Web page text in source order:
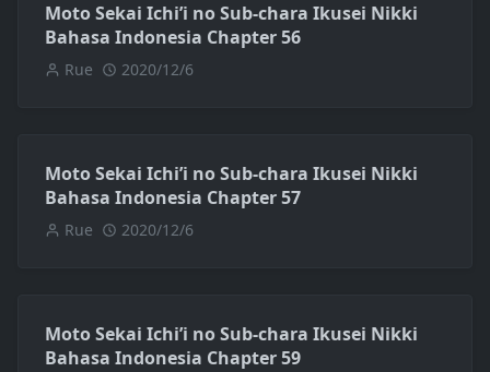
Moto Sekai Ichi’i no Sub-chara Ikusei Nikki
Bahasa Indonesia Chapter 56
Rue 2020/12/6
Moto Sekai Ichi’i no Sub-chara Ikusei Nikki
Bahasa Indonesia Chapter 57
Rue 2020/12/6
Moto Sekai Ichi’i no Sub-chara Ikusei Nikki
Bahasa Indonesia Chapter 59